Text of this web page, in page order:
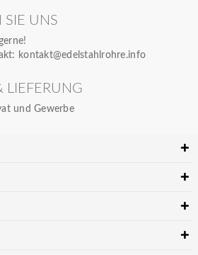
SIE UNS
kontakt@edelstahlrohre.info
LIEFERUNG
und Gewerbe